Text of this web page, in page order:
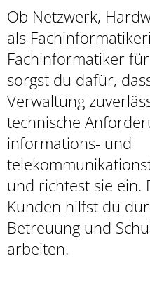
Ob Netzwerk,
als
Fachinformatiker
sorgst du dafür,
Verwaltung
technische
informations- und
und richtest sie ein.
Kunden hilfst du
Betreuung und
arbeiten.